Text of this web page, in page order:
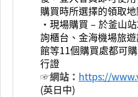
購買時所選擇的領取
‧現場購買 – 於釜山
詢櫃台、金海機場旅
館等11個購買處都可
行證
☞網站： https://
(英日中)